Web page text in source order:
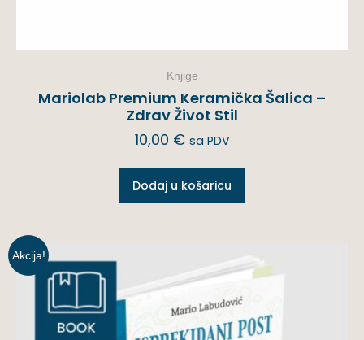
Knjige
Mariolab Premium Keramička Šalica –
Zdrav Život Stil
10,00 € sa PDV
Dodaj u košaricu
Akcija!